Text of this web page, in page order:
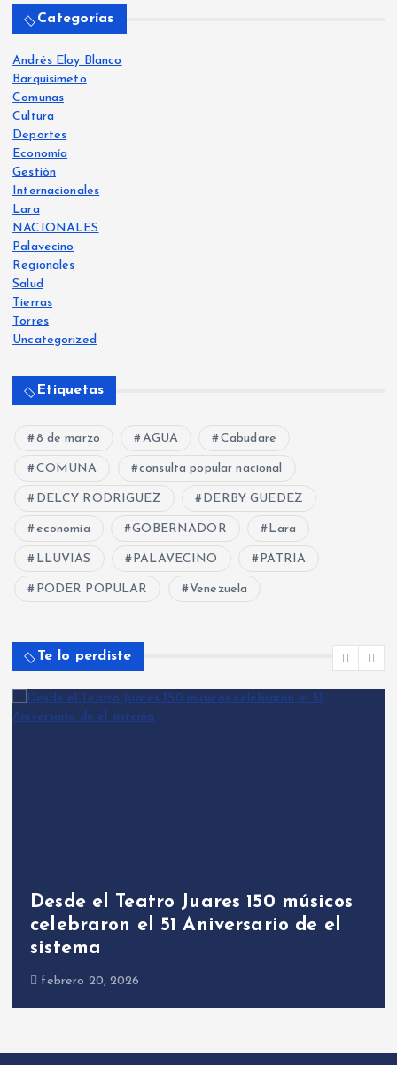
Categorías
Andrés Eloy Blanco
Barquisimeto
Comunas
Cultura
Deportes
Economía
Gestión
Internacionales
Lara
NACIONALES
Palavecino
Regionales
Salud
Tierras
Torres
Uncategorized
Etiquetas
8 de marzo AGUA Cabudare
COMUNA consulta popular nacional
DELCY RODRIGUEZ DERBY GUEDEZ
economia GOBERNADOR Lara
LLUVIAS PALAVECINO PATRIA
PODER POPULAR Venezuela
Te lo perdiste
Desde el Teatro Juares 150 músicos
celebraron el 51 Aniversario de el
sistema
febrero 20, 2026